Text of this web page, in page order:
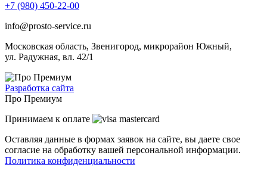
+7 (980) 450-22-00
info@prosto-service.ru
Московская область, Звенигород, микрорайон Южный,
ул. Радужная, вл. 42/1
Разработка сайта
Про Премиум
Принимаем к оплате
Оставляя данные в формах заявок на сайте, вы даете свое
согласие на обработку вашей персональной информации.
Политика конфиденциальности